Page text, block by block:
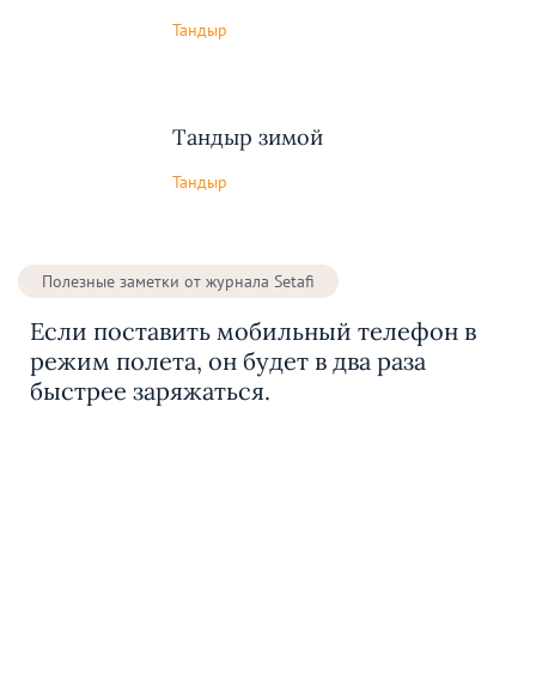
Тандыр
Тандыр зимой
Тандыр
Полезные заметки от журнала Setafi